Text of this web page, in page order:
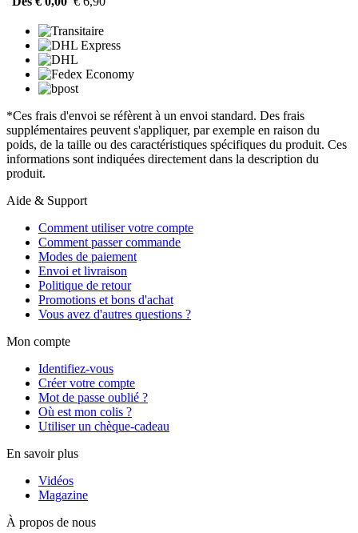
*Ces frais d'envoi se réfèrent à un envoi standard. Des frais
supplémentaires peuvent s'appliquer, par exemple en raison du
poids, de la taille ou des caractéristiques spécifiques du produit. Ces
informations sont indiquées directement dans la description du
produit.
Aide & Support
Comment utiliser votre compte
Comment passer commande
Modes de paiement
Envoi et livraison
Politique de retour
Promotions et bons d'achat
Vous avez d'autres questions ?
Mon compte
Identifiez-vous
Créer votre compte
Mot de passe oublié ?
Où est mon colis ?
Utiliser un chèque-cadeau
En savoir plus
Vidéos
Magazine
À propos de nous